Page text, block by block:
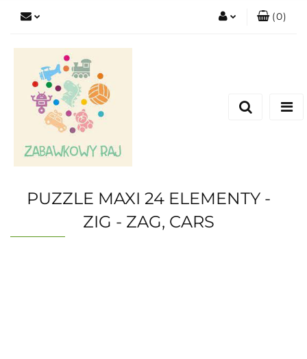
(0)
PUZZLE MAXI 24 ELEMENTY -
ZIG - ZAG, CARS